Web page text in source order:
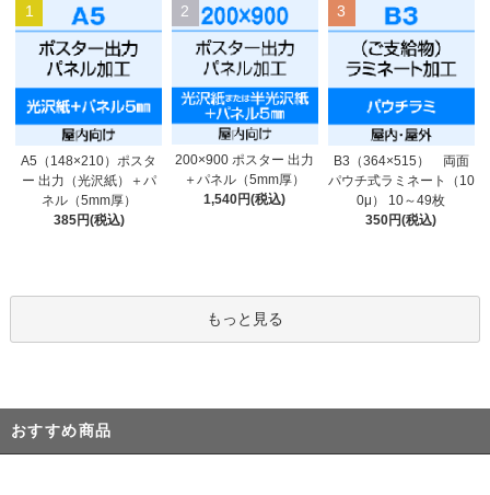
1
A5（148×210）ポスタ
ー 出力（光沢紙）＋パ
ネル（5mm厚）
385円(税込)
2
200×900 ポスター 出力
＋パネル（5mm厚）
1,540円(税込)
3
B3（364×515） 両面
パウチ式ラミネート（10
0μ） 10～49枚
350円(税込)
もっと見る
おすすめ商品